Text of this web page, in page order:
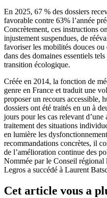
En 2025, 67 % des dossiers
favorable contre 63% l’année
Concrètement, ces instructions
injustement suspendues, de
favoriser les mobilités douces
dans des domaines essentiels
transition écologique.
Créée en 2014, la fonction de
genre en France et traduit une
proposer un recours accessible,
dossiers ont été traités en un à
jours pour les cas relevant
traitement des situations
en lumière les
recommandations concrètes, il
de l’amélioration continue des
Nommée par le Conseil
Legros a succédé à Laurent
Cet article vous a